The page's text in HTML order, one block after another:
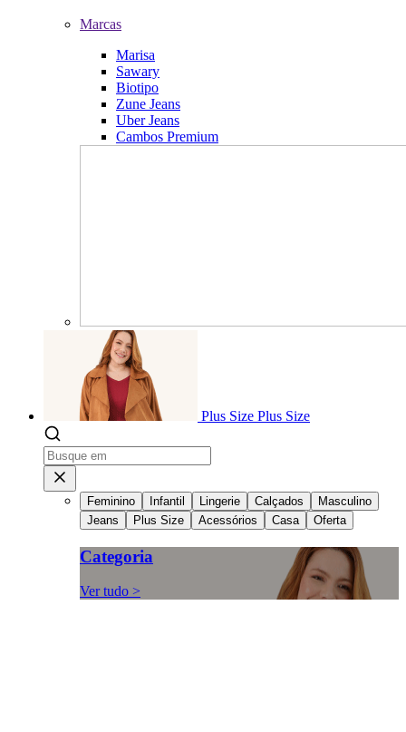
Marcas
Marisa
Sawary
Biotipo
Zune Jeans
Uber Jeans
Cambos Premium
Plus Size Plus Size
Feminino Infantil Lingerie Calçados
Masculino
Jeans
Plus Size Acessórios Casa Oferta
Categoria
Ver tudo >